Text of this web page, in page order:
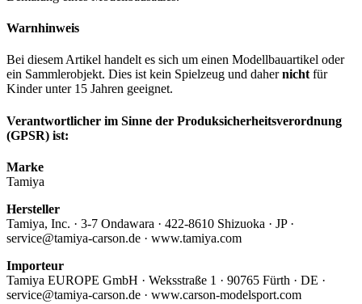
Warnhinweis
Bei diesem Artikel handelt es sich um einen Modellbauartikel oder
ein Sammlerobjekt. Dies ist kein Spielzeug und dahernicht für
Kinder unter 15 Jahren geeignet.
Verantwortlicher im Sinne der Produksicherheitsverordnung
(GPSR) ist:
Marke
Tamiya
Hersteller
Tamiya, Inc. · 3-7 Ondawara · 422-8610 Shizuoka · JP ·
service@tamiya-carson.de · www.tamiya.com
Importeur
Tamiya EUROPE GmbH · Weksstraße 1 · 90765 Fürth · DE ·
service@tamiya-carson.de · www.carson-modelsport.com